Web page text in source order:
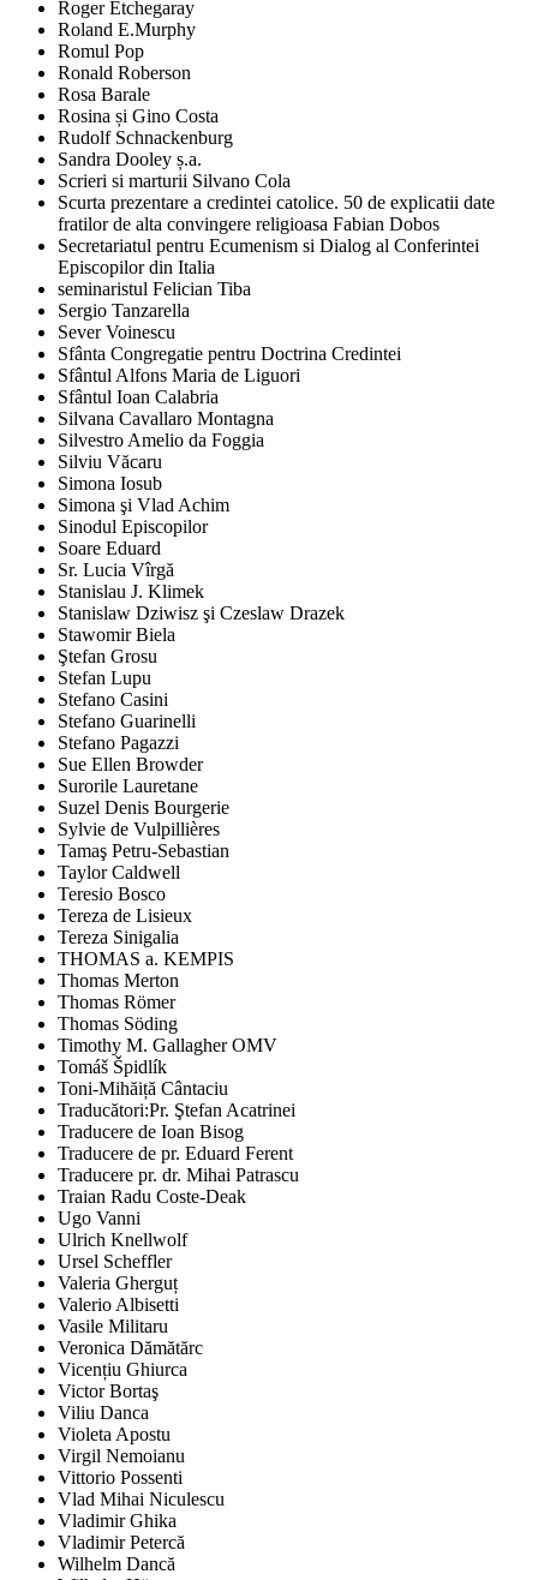
Roger Etchegaray
Roland E.Murphy
Romul Pop
Ronald Roberson
Rosa Barale
Rosina și Gino Costa
Rudolf Schnackenburg
Sandra Dooley ș.a.
Scrieri si marturii Silvano Cola
Scurta prezentare a credintei catolice. 50 de explicatii date
fratilor de alta convingere religioasa Fabian Dobos
Secretariatul pentru Ecumenism si Dialog al Conferintei
Episcopilor din Italia
seminaristul Felician Tiba
Sergio Tanzarella
Sever Voinescu
Sfânta Congregatie pentru Doctrina Credintei
Sfântul Alfons Maria de Liguori
Sfântul Ioan Calabria
Silvana Cavallaro Montagna
Silvestro Amelio da Foggia
Silviu Văcaru
Simona Iosub
Simona şi Vlad Achim
Sinodul Episcopilor
Soare Eduard
Sr. Lucia Vîrgă
Stanislau J. Klimek
Stanislaw Dziwisz şi Czeslaw Drazek
Stawomir Biela
Ştefan Grosu
Stefan Lupu
Stefano Casini
Stefano Guarinelli
Stefano Pagazzi
Sue Ellen Browder
Surorile Lauretane
Suzel Denis Bourgerie
Sylvie de Vulpillières
Tamaş Petru-Sebastian
Taylor Caldwell
Teresio Bosco
Tereza de Lisieux
Tereza Sinigalia
THOMAS a. KEMPIS
Thomas Merton
Thomas Römer
Thomas Söding
Timothy M. Gallagher OMV
Tomáš Špidlík
Toni-Mihăiță Cântaciu
Traducători:Pr. Ştefan Acatrinei
Traducere de Ioan Bisog
Traducere de pr. Eduard Ferent
Traducere pr. dr. Mihai Patrascu
Traian Radu Coste-Deak
Ugo Vanni
Ulrich Knellwolf
Ursel Scheffler
Valeria Gherguț
Valerio Albisetti
Vasile Militaru
Veronica Dămătărc
Vicențiu Ghiurca
Victor Bortaş
Viliu Danca
Violeta Apostu
Virgil Nemoianu
Vittorio Possenti
Vlad Mihai Niculescu
Vladimir Ghika
Vladimir Petercă
Wilhelm Dancă